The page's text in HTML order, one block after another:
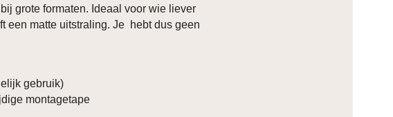
grote formaten. Ideaal voor wie liever
een matte uitstraling. Je hebt dus geen
gebruik)
montagetape